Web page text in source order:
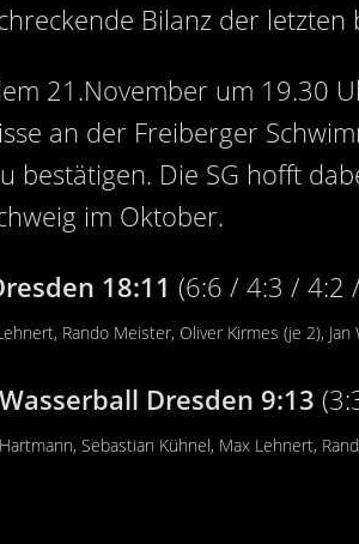
Bilanz der letzten
21.November um 19.30
an der Freiberger
bestätigen. Die SG hofft
im Oktober.
18:11 (6:6 / 4:3 / 4:2
Rando Meister, Oliver Kirmes (je 2), Jan
Dresden 9:13
Sebastian Kühnel, Max Lehnert,